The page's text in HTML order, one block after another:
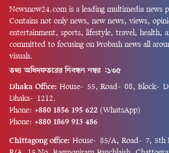
Newsnow24.com is a leading multimedia news
Contains not only news, new news, views,
entertainment, sports, lifestyle, travel, health,
committed to focusing on Probash news all
visuals.
তথ্য অধিদফতরের নিবন্ধন নম্বর :১৩৫
Dhaka Office: House-55, Road-08, Block-
Dhaka-1212.
Phone: +880 1856 195 622 (WhatsApp)
Phone: +880 1869 913 486
Chittagong office: House-85/A, Road-7, 5th